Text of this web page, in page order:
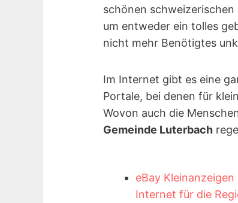
schönen schweizerischen
um entweder ein tolles
nicht mehr Benötigtes
Im Internet gibt es eine
Portale, bei denen für
Wovon auch die
Gemeinde Luterbach
eBay
Internet für die